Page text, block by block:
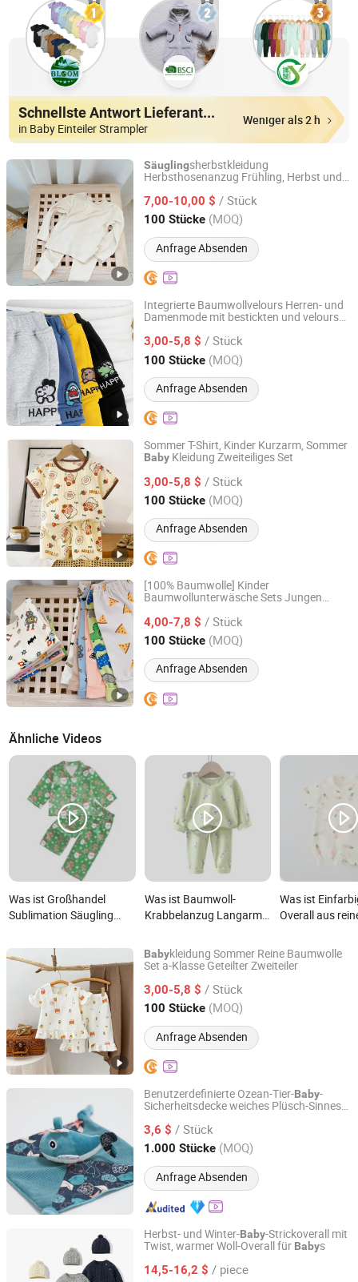
Schnellste Antwort Lieferanten
in Baby Einteiler Strampler
Weniger als 2 h
Säuglingsherbstkleidung
Herbsthosenanzug Frühling, Herbst und
Jungen MädchenBaby
7,00-10,00 $ / Stück
100 Stücke (MOQ)
Anfrage Absenden
Henan Feishuai Import and Export Trading Co., Ltd.
Henan, China Seit 2025
Integrierte Baumwollvelours Herren- und
Damenmode mit bestickten und velours
Laternenwächterhosen, Baumwollhosen
3,00-5,8 $ / Stück
100 Stücke (MOQ)
Anfrage Absenden
Henan Feishuai Import and Export Trading Co., Ltd.
Henan, China Seit 2025
Sommer T-Shirt, Kinder Kurzarm, Sommer
Baby Kleidung Zweiteiliges Set
3,00-5,8 $ / Stück
100 Stücke (MOQ)
Anfrage Absenden
Henan Feishuai Import and Export Trading Co., Ltd.
Henan, China Seit 2025
[100% Baumwolle] Kinder
Baumwollunterwäsche Sets Jungen
Babykleidung
4,00-7,8 $ / Stück
100 Stücke (MOQ)
Anfrage Absenden
Henan Feishuai Import and Export Trading Co., Ltd.
Henan, China Seit 2025
Ähnliche Videos
Was ist Großhandel
Sublimation Säugling
Jungen Mädchen
Jumpsuits
Was ist Baumwoll-
Krabbelanzug Langarm
Was ist
Overall aus
locker und
Babykleidung Sommer Reine Baumwolle
Set a-Klasse Geteilter Zweiteiler
3,00-5,8 $ / Stück
100 Stücke (MOQ)
Anfrage Absenden
Henan Feishuai Import and Export Trading Co., Ltd.
Henan, China Seit 2025
Benutzerdefinierte Ozean-Tier-Baby-
Sicherheitsdecke weiches Plüsch-Sinnes-
3,6 $ / Stück
1.000 Stücke (MOQ)
Anfrage Absenden
Jinan Wellda Trade Corporation Ltd
Shandong, China Seit 2020
Herbst- und Winter-Baby-Strickoverall mit
Twist, warmer Woll-Overall für Babys
14,5-16,2 $ / piece
Quanzhou Yilijia International Trade Co., Ltd.